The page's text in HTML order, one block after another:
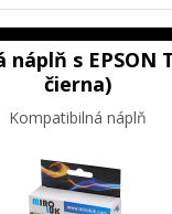
s EPSON
čierna)
Kompatibilná náplň